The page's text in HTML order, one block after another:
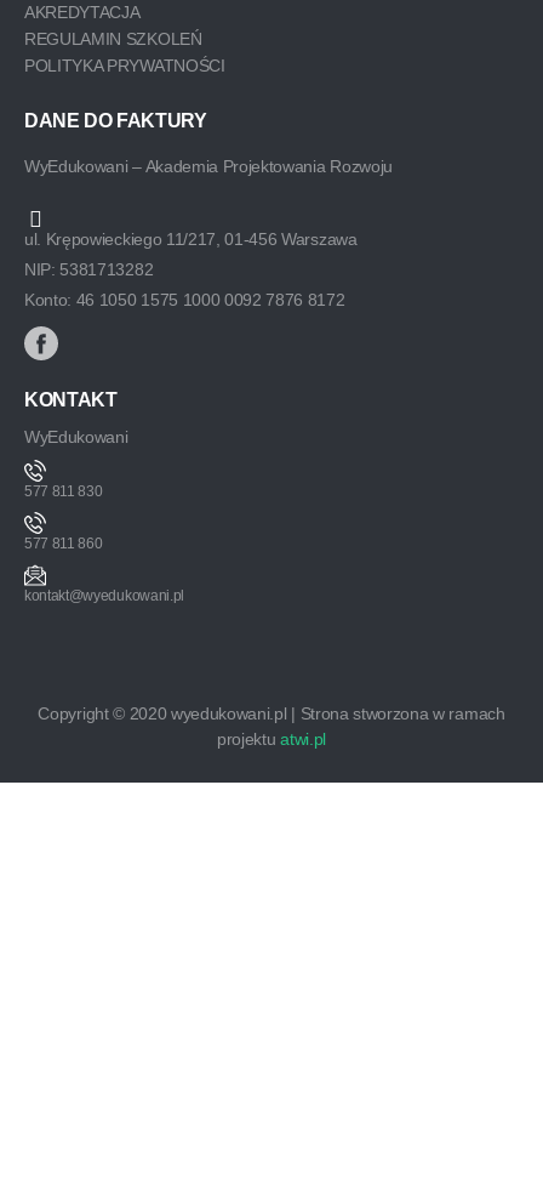
KONTAKT
WyEdukowani
577 811 830
577 811 860
kontakt@wyedukowani.pl
DANE DO FAKTURY
WyEdukowani – Akademia Projektowania Rozwoju
ul. Krępowieckiego 11/217, 01-456 Warszawa
NIP: 5381713282
Konto: 46 1050 1575 1000 0092 7876 8172
AKREDYTACJA
REGULAMIN SZKOLEŃ
POLITYKA PRYWATNOŚCI
Copyright © 2020 wyedukowani.pl | Strona stworzona w ramach
projektuatwi.pl